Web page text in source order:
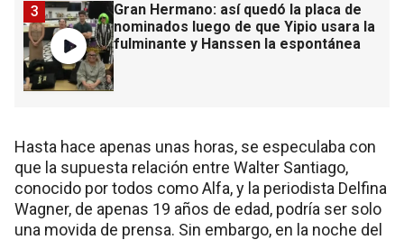
Gran Hermano: así quedó la placa de
nominados luego de que Yipio usara la
fulminante y Hanssen la espontánea
3
Hasta hace apenas unas horas, se especulaba con
que la supuesta relación entre Walter Santiago,
conocido por todos como Alfa, y la periodista Delfina
Wagner, de apenas 19 años de edad, podría ser solo
una movida de prensa. Sin embargo, en la noche del